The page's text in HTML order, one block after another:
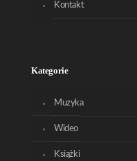
Kontakt
Kategorie
Muzyka
Wideo
Książki